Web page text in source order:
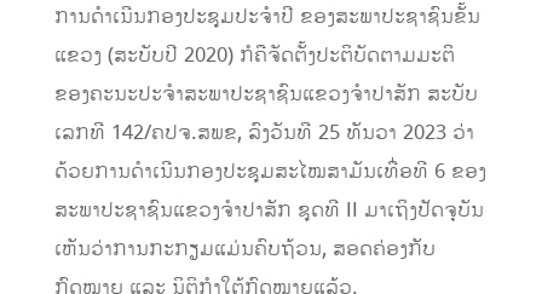
ການດໍາເນີນກອງປະຊຸມປະຈໍາປີ ຂອງສະພາປະຊາຊົນຂັ້ນ
ແຂວງ (ສະບັບປີ 2020) ກໍຄືຈັດຕັ້ງປະຕິບັດຕາມມະຕິ
ຂອງຄະນະປະຈໍາສະພາປະຊາຊົນແຂວງຈໍາປາສັກ ສະບັບ
ເລກທີ 142/ຄປຈ.ສພຂ, ລົງວັນທີ 25 ທັນວາ 2023 ວ່າ
ດ້ວຍການດໍາເນີນກອງປະຊຸມສະໄໝສາມັນເທື່ອທີ 6 ຂອງ
ສະພາປະຊາຊົນແຂວງຈໍາປາສັກ ຊຸດທີ II ມາເຖິງປັດຈຸບັນ
ເຫັນວ່າການກະກຽມແມ່ນຄົບຖ້ວນ, ສອດຄ່ອງກັບ
ກົດໝາຍ ແລະ ນິຕິກຳໃຕ້ກົດໝາຍແລ້ວ.